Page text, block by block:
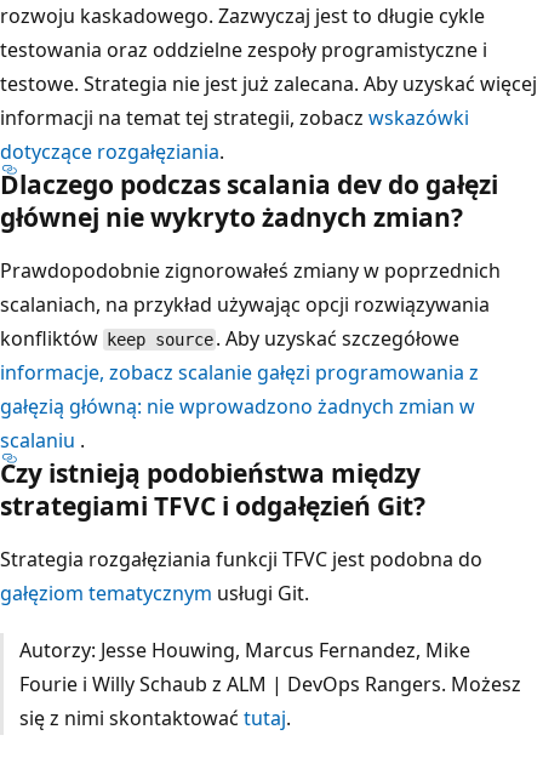
rozwoju kaskadowego. Zazwyczaj jest to długie cykle
testowania oraz oddzielne zespoły programistyczne i
testowe. Strategia nie jest już zalecana. Aby uzyskać więcej
informacji na temat tej strategii, zobacz wskazówki
dotyczące rozgałęziania.
Dlaczego podczas scalania dev do gałęzi
głównej nie wykryto żadnych zmian?
Prawdopodobnie zignorowałeś zmiany w poprzednich
scalaniach, na przykład używając opcji rozwiązywania
konfliktów
keep source . Aby uzyskać szczegółowe
informacje, zobacz scalanie gałęzi programowania z
gałęzią główną: nie wprowadzono żadnych zmian w
scalaniu .
Czy istnieją podobieństwa między
strategiami TFVC i odgałęzień Git?
Strategia rozgałęziania funkcji TFVC jest podobna do
gałęziom tematycznym usługi Git.
Autorzy: Jesse Houwing, Marcus Fernandez, Mike
Fourie i Willy Schaub z ALM | DevOps Rangers. Możesz
się z nimi skontaktować tutaj.